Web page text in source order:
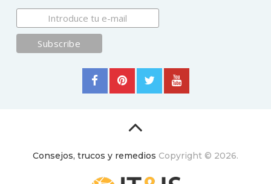
Consejos, trucos y remedios Copyright © 2026.